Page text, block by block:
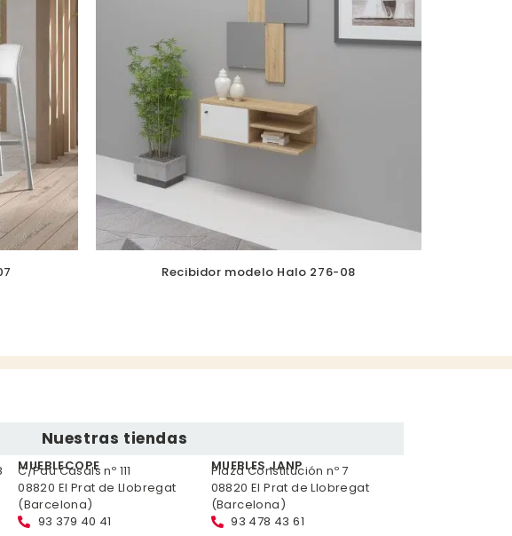
Recibidor modelo Halo 276-08
Nuestras tiendas
MUEBLECOPE
C/Pau Casals nº 111
08820 El Prat de Llobregat
(Barcelona)
93 379 40 41
MUEBLES JANP
Plaza Constitución nº 7
08820 El Prat de Llobregat
(Barcelona)
93 478 43 61